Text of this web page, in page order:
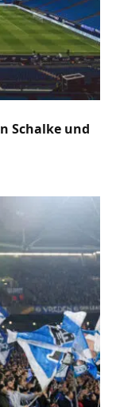
Schalke und